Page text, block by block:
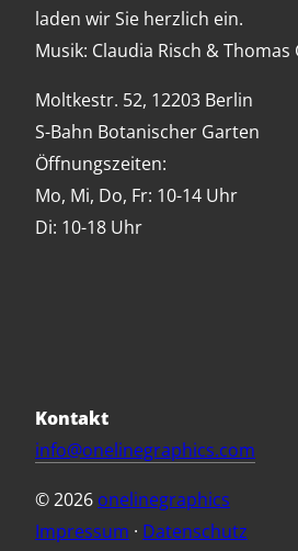
laden wir Sie herzlich ein.
Musik: Claudia Risch & Thomas
Moltkestr. 52, 12203 Berlin
S-Bahn Botanischer Garten
Öffnungszeiten:
Mo, Mi, Do, Fr: 10-14 Uhr
Di: 10-18 Uhr
Kontakt
info@onelinegraphics.com
©2026 onelinegraphics
Impressum · Datenschutz